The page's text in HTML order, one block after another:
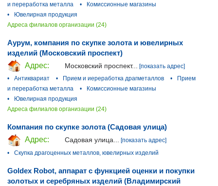
и переработка металла
•
Комиссионные магазины
•
Ювелирная продукция
Адреса филиалов организации (24)
Аурум, компания по скупке золота и ювелирных
изделий (Московский проспект)
Адрес:
Московский проспект...
[показать адрес]
•
Антиквариат • Прием и иереработка драгметаллов •
Прием
и переработка металла
•
Комиссионные магазины
•
Ювелирная продукция
Адреса филиалов организации (24)
Компания по скупке золота (Садовая улица)
Адрес:
Садовая улица... [показать адрес]
•
Скупка драгоценных металлов, ювелирных изделий
Goldex Robot, аппарат с функцией оценки и покупки
золотых и серебряных изделий (Владимирский